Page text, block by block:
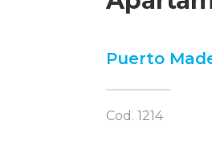
Puerto
Cod. 1214